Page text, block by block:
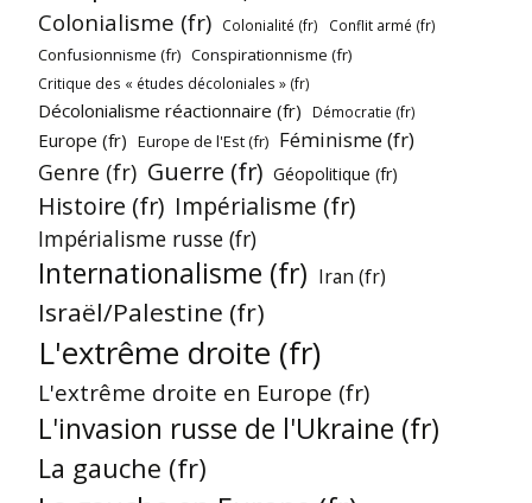
Colonialisme (fr) Colonialité (fr) Conflit armé (fr)
Confusionnisme (fr) Conspirationnisme (fr)
Critique des « études décoloniales » (fr)
Décolonialisme réactionnaire (fr) Démocratie (fr)
Europe (fr) Europe de l'Est (fr) Féminisme (fr)
Genre (fr) Guerre (fr) Géopolitique (fr)
Histoire (fr) Impérialisme (fr)
Impérialisme russe (fr)
Internationalisme (fr) Iran (fr)
Israël/Palestine (fr)
L'extrême droite (fr)
L'extrême droite en Europe (fr)
L'invasion russe de l'Ukraine (fr)
La gauche (fr)